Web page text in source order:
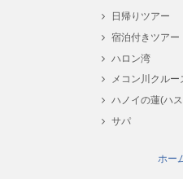
日帰りツアー
宿泊付きツアー
ハロン湾
メコン川クルー
ハノイの蓮(ハ
サパ
ホー